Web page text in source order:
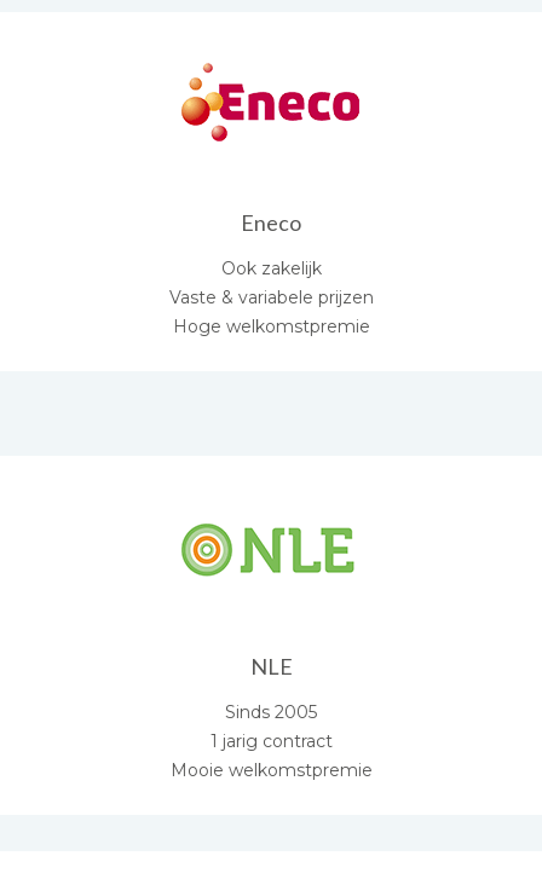
Eneco
Ook zakelijk
Vaste & variabele prijzen
Hoge welkomstpremie
NLE
Sinds 2005
1 jarig contract
Mooie welkomstpremie